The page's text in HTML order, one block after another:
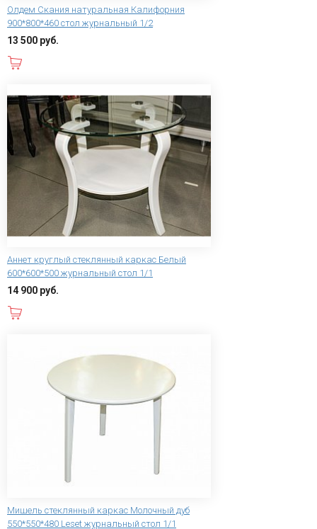
Олдем Скания натуральная Калифорния
900*800*460 стол журнальный 1/2
13 500 руб.
Аннет круглый стеклянный каркас Белый
600*600*500 журнальный стол 1/1
14 900 руб.
Мишель стеклянный каркас Молочный дуб
550*550*480 Leset журнальный стол 1/1